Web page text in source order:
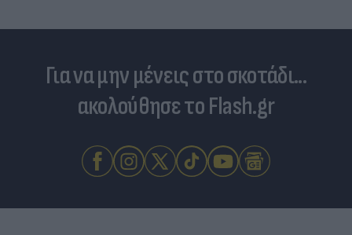
Για να μην μένεις στο σκοτάδι...
ακολούθησε το Flash.gr